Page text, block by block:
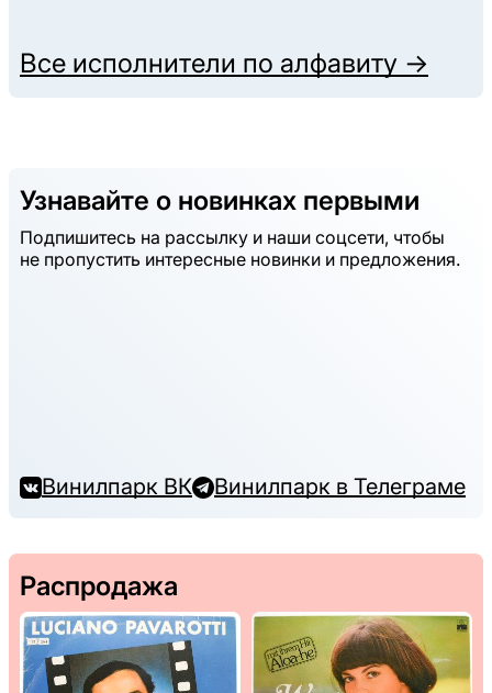
Все исполнители по алфавиту →
Узнавайте о новинках первыми
Подпишитесь на рассылку и наши соцсети, чтобы
не пропустить интересные новинки и предложения.
Винилпарк ВК Винилпарк в Телеграме
Распродажа